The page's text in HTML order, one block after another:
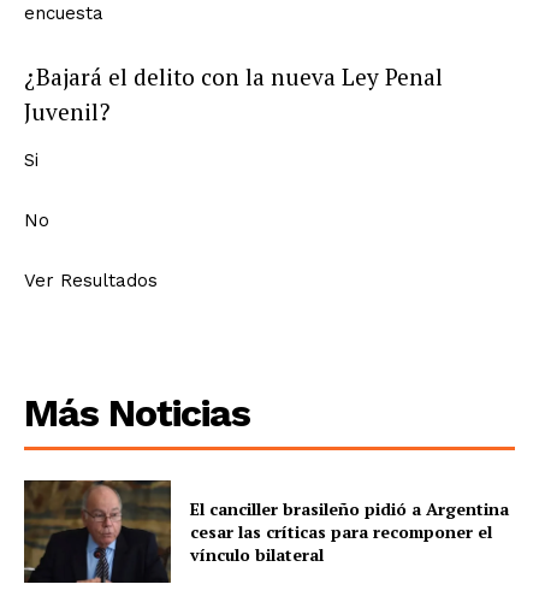
encuesta
¿Bajará el delito con la nueva Ley Penal
Juvenil?
Si
No
Ver Resultados
Más Noticias
El canciller brasileño pidió a Argentina
cesar las críticas para recomponer el
vínculo bilateral